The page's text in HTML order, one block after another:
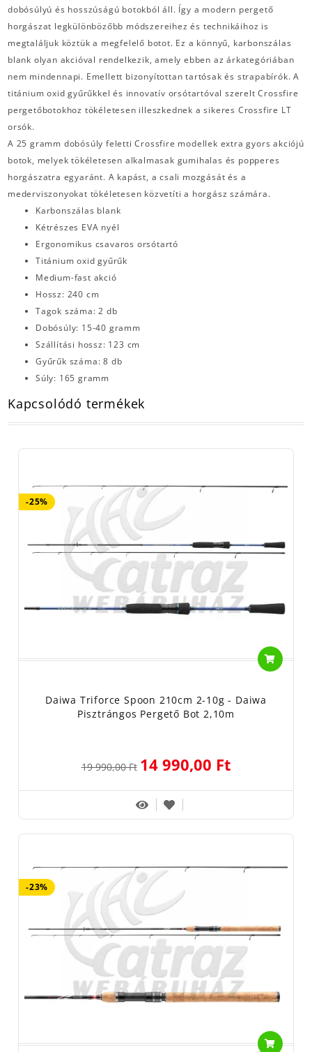
dobósúlyú és hosszúságú botokból áll. Így a modern pergető
horgászat legkülönbözőbb módszereihez és technikáihoz is
megtaláljuk köztük a megfelelő botot. Ez a könnyű, karbonszálas
blank olyan akcióval rendelkezik, amely ebben az árkategóriában
nem mindennapi. Emellett bizonyítottan tartósak és strapabírók. A
titánium oxid gyűrűkkel és innovatív orsótartóval szerelt Crossfire
pergetőbotokhoz tökéletesen illeszkednek a sikeres Crossfire LT
orsók.
A 25 gramm dobósúly feletti Crossfire modellek extra gyors akciójú
botok, melyek tökéletesen alkalmasak gumihalas és popperes
horgászatra egyaránt. A kapást, a csali mozgását és a
mederviszonyokat tökéletesen közvetíti a horgász számára.
Karbonszálas blank
Kétrészes EVA nyél
Ergonomikus csavaros orsótartó
Titánium oxid gyűrűk
Medium-fast akció
Hossz: 240 cm
Tagok száma: 2 db
Dobósúly: 15-40 gramm
Szállítási hossz: 123 cm
Gyűrűk száma: 8 db
Súly: 165 gramm
Kapcsolódó termékek
-25%
Daiwa Triforce Spoon 210cm 2-10g - Daiwa
Pisztrángos Pergető Bot 2,10m
19 990,00 Ft 14 990,00 Ft
-23%